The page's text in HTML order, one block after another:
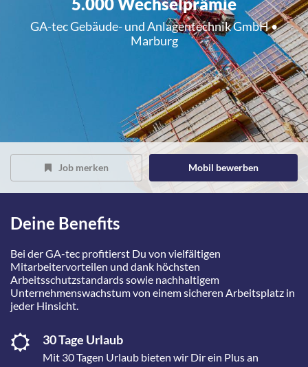
GA-tec Gebäude- und Anlagentechnik GmbH •
Marburg
Job merken Mobil bewerben
Deine Benefits
Bei der GA-tec profitierst Du von vielfältigen
Mitarbeitervorteilen und dank höchsten
Arbeitsschutzstandards sowie nachhaltigem
Unternehmenswachstum von einem sicheren Arbeitsplatz in
jeder Hinsicht.
30 Tage Urlaub
Mit 30 Tagen Urlaub bieten wir Dir ein Plus an